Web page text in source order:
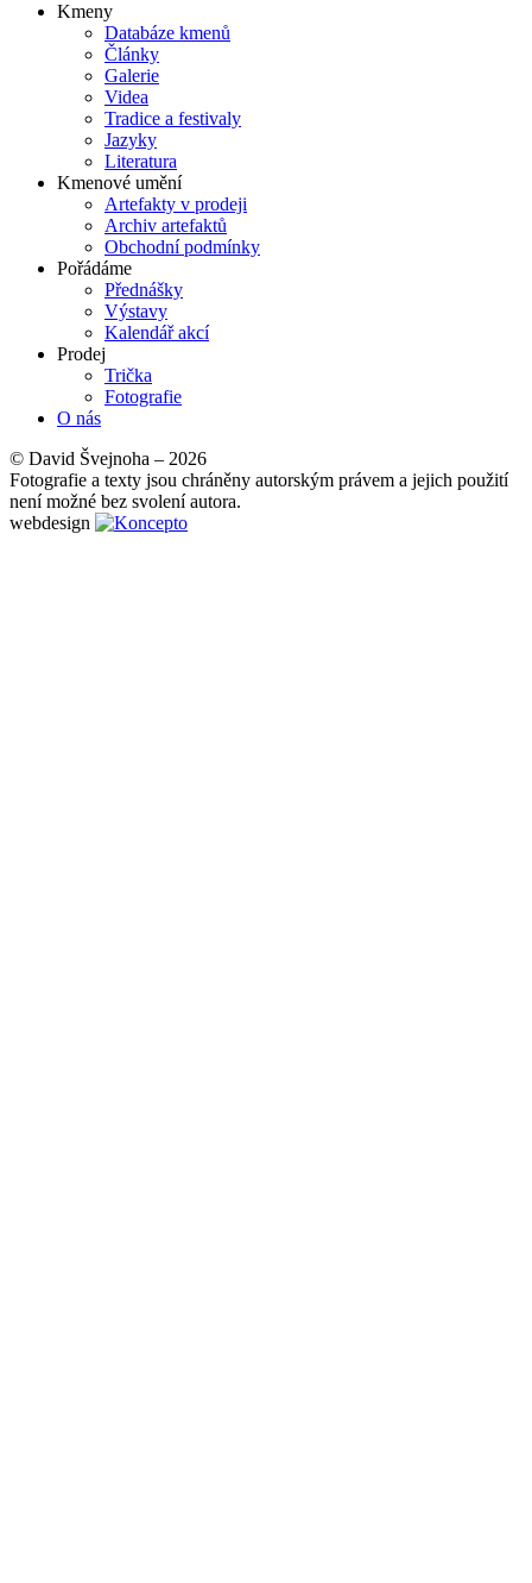
Kmeny
Databáze kmenů
Články
Galerie
Videa
Tradice a festivaly
Jazyky
Literatura
Kmenové umění
Artefakty v prodeji
Archiv artefaktů
Obchodní podmínky
Pořádáme
Přednášky
Výstavy
Kalendář akcí
Prodej
Trička
Fotografie
O nás
© David Švejnoha – 2026
Fotografie a texty jsou chráněny autorským právem a jejich použití
není možné bez svolení autora.
webdesign